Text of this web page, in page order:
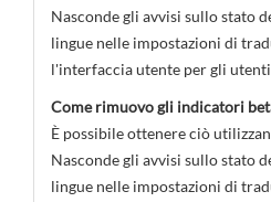
Nasconde gli avvisi sullo stato
lingue nelle impostazioni di
l'interfaccia utente per gli
Come rimuovo gli indicatori
È possibile ottenere ciò
Nasconde gli avvisi sullo stato
lingue nelle impostazioni di